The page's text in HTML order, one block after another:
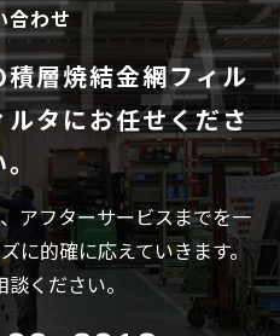
合わせ
層焼結金網フィル
タにお任せくださ
アフターサービスまでを一
に的確に応えていきます。
ください。